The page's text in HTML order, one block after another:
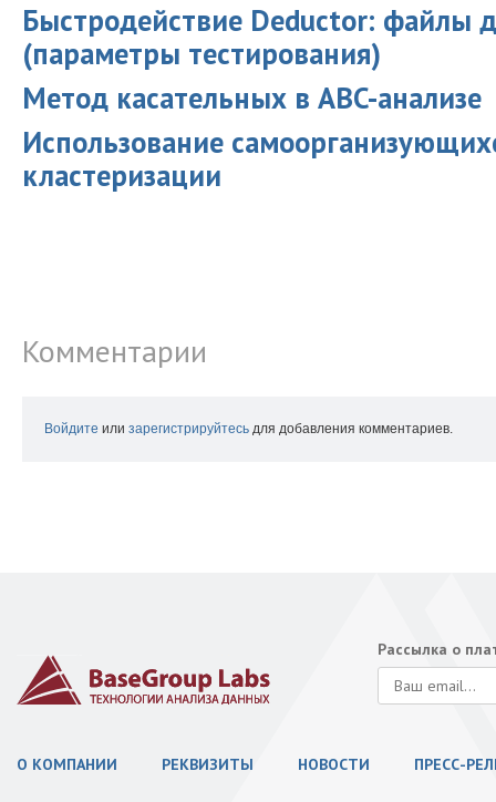
Быстродействие Deductor: файлы
(параметры тестирования)
Метод касательных в ABC-анализе
Использование
кластеризации
Комментарии
Войдите или зарегистрируйтесь для добавления комментариев.
Рассылка о
О КОМПАНИИ РЕКВИЗИТЫ НОВОСТИ ПРЕСС-